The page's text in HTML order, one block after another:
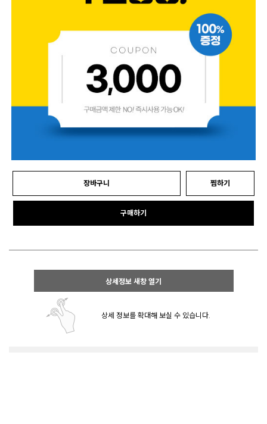
장바구니 찜하기
구매하기
상세정보 새창 열기
상세 정보를 확대해 보실 수 있습니다.